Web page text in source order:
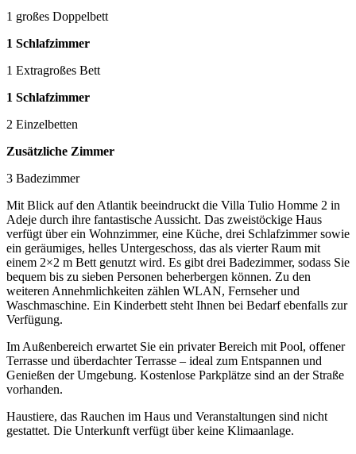
1 großes Doppelbett
1 Schlafzimmer
1 Extragroßes Bett
1 Schlafzimmer
2 Einzelbetten
Zusätzliche Zimmer
3 Badezimmer
Mit Blick auf den Atlantik beeindruckt die Villa Tulio Homme 2 in
Adeje durch ihre fantastische Aussicht. Das zweistöckige Haus
verfügt über ein Wohnzimmer, eine Küche, drei Schlafzimmer sowie
ein geräumiges, helles Untergeschoss, das als vierter Raum mit
einem 2×2 m Bett genutzt wird. Es gibt drei Badezimmer, sodass Sie
bequem bis zu sieben Personen beherbergen können. Zu den
weiteren Annehmlichkeiten zählen WLAN, Fernseher und
Waschmaschine. Ein Kinderbett steht Ihnen bei Bedarf ebenfalls zur
Verfügung.
Im Außenbereich erwartet Sie ein privater Bereich mit Pool, offener
Terrasse und überdachter Terrasse – ideal zum Entspannen und
Genießen der Umgebung. Kostenlose Parkplätze sind an der Straße
vorhanden.
Haustiere, das Rauchen im Haus und Veranstaltungen sind nicht
gestattet. Die Unterkunft verfügt über keine Klimaanlage.